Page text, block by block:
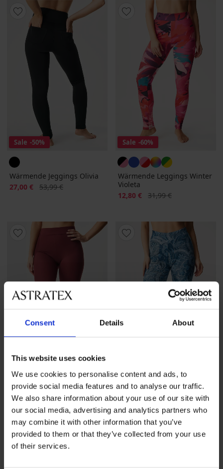
Consent Details About
This website uses cookies
We use cookies to personalise content and ads, to
provide social media features and to analyse our traffic.
We also share information about your use of our site with
our social media, advertising and analytics partners who
may combine it with other information that you’ve
provided to them or that they’ve collected from your use
of their services.
Sale -50%
Wärmende Jeggings Olivia
Rabatt
27,00 € Alter Preis
53,99 €
Sale -60%
Wärmende Leggings Winter
Violeta
Rabatt
12,80 € Alter Preis
31,99 €
-25 % ALL25
Wärmende Leggings Winter
31,99 €
23,99 €codeALL25
Wärmende Leggings Winter
Violeta
12,80 € Alter Preis
31,99 €